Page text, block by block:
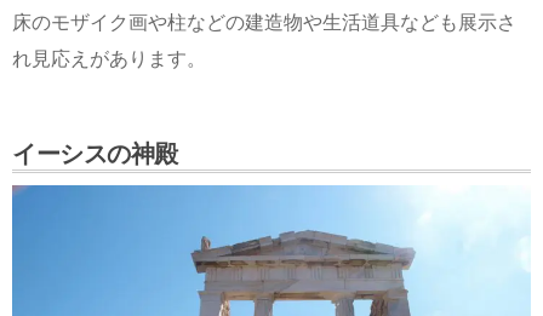
床のモザイク画や柱などの建造物や生活道具なども展示さ
れ見応えがあります。
イーシスの神殿